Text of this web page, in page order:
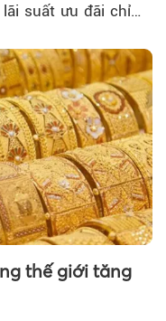
suất ưu đãi chỉ
thế giới tăng